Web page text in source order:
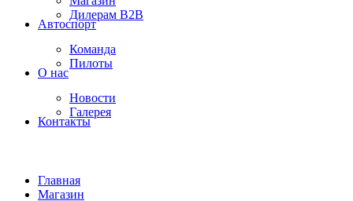
Дилерам B2B
Автоспорт
Команда
Пилоты
О нас
Новости
Галерея
Контакты
Главная
Магазин